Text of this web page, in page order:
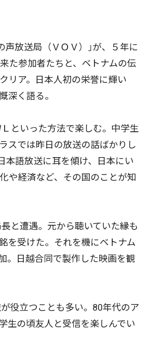
放送局（ＶＯＶ）｣が、５年に
た参加者たちと、ベトナムの伝
リア。日本人初の栄誉に輝い
深く語る。
といった方法で楽しむ。中学生
スでは昨日の放送の話ばかりし
本語放送に耳を傾け、日本にい
や経済など、その国のことが知
と遭遇。元から聴いていた縁も
を受けた。それを機にベトナム
。日越合同で製作した映画を観
役立つことも多い。80年代のア
生の頃友人と受信を楽しんでい